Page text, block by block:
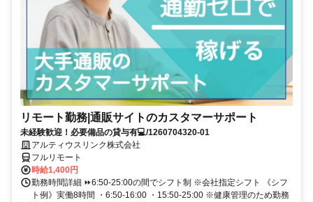
リモート勤務|通販サイトのカスタマーサポート
未経験歓迎！必要備品の貸与有💻/1260704320-01
アルティウスリンク株式会社
フルリモート
時給1,400円
勤務時間詳細 ⏩6:50-25:00の間でシフト制 ※会社指定シフト 《シフ
ト例》実働8時間 ・6:50-16:00 ・15:50-25:00 ※健康管理のため勤務